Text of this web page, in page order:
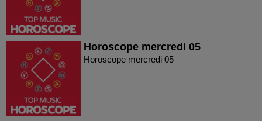
Horoscope mercredi 05
Horoscope mercredi 05